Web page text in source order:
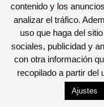
©
contenido y los
analizar el tráfico.
uso que haga del
sociales, publicidad y
con otra información
recopilado a partir del
Ajustes